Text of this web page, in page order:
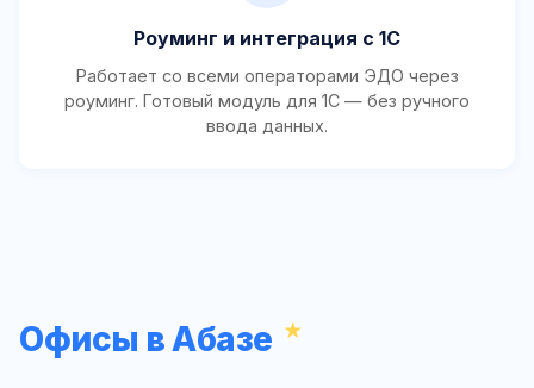
Роуминг и интеграция с 1С
Работает со всеми операторами ЭДО через
роуминг. Готовый модуль для 1С — без ручного
ввода данных.
Офисы в Абазе